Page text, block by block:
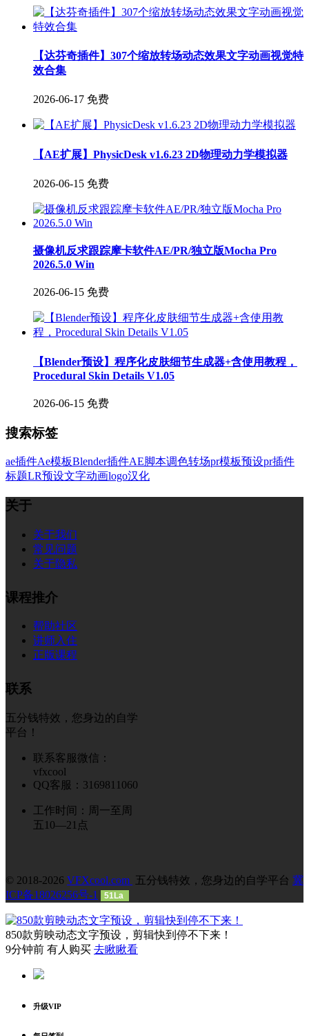
【达芬奇插件】307个缩放转场动态效果文字动画视觉特
效合集
2026-06-17 免费
【AE扩展】PhysicDesk v1.6.23 2D物理动力学模拟器
2026-06-15 免费
摄像机反求跟踪摩卡软件AE/PR/独立版Mocha Pro
2026.5.0 Win
2026-06-15 免费
【Blender预设】程序化皮肤细节生成器+含使用教程，
Procedural Skin Details V1.05
2026-06-15 免费
搜索标签
ae插件Ae模板Blender插件AE脚本调色转场pr模板预设pr插件
标题LR预设文字动画logo汉化
关于
关于我们
常见问题
关于隐私
课程推介
帮助社区
讲师入住
正版课程
联系
五分钱特效，您身边的自学
平台！
联系客服微信：
vfxcool
QQ客服：3169811060
工作时间：周一至周
五10—21点
© 2018-2026 VFXcool.com 五分钱特效，您身边的自学平台 冀
ICP备18026256号-1
51La
850款剪映动态文字预设，剪辑快到停不下来！
9分钟前 有人购买 去瞅瞅看
升级VIP